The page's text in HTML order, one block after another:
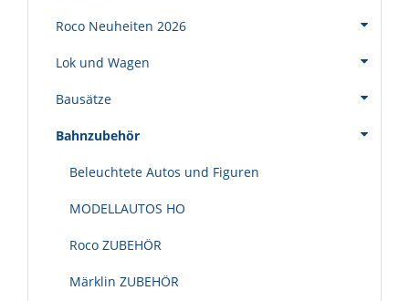
Roco Neuheiten 2026
Lok und Wagen
Bausätze
Bahnzubehör
Beleuchtete Autos und Figuren
MODELLAUTOS HO
Roco ZUBEHÖR
Märklin ZUBEHÖR